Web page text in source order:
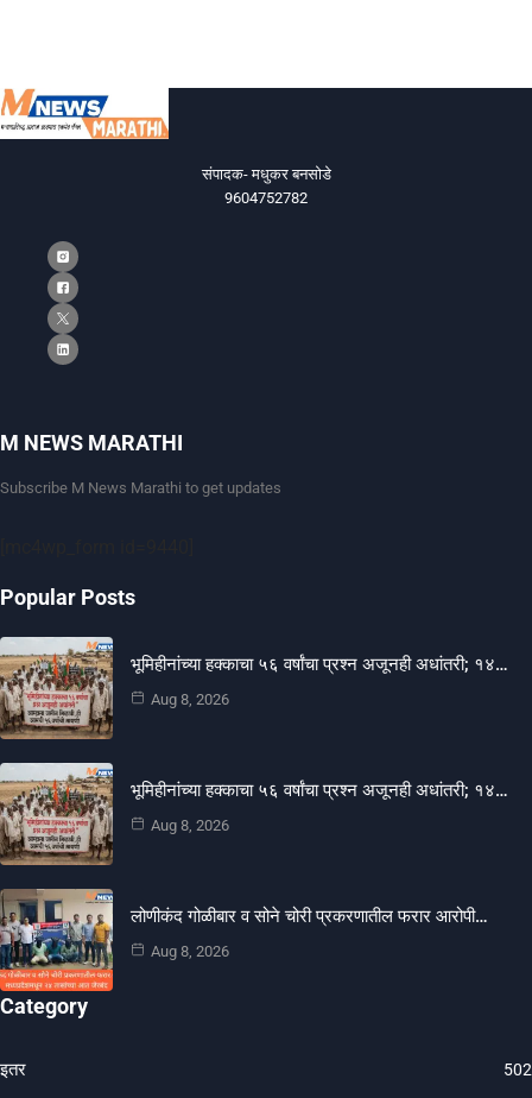
संपादक- मधुकर बनसोडे
9604752782
M NEWS MARATHI
Subscribe M News Marathi to get updates
Popular Posts
भूमिहीनांच्या हक्काचा ५६ वर्षांचा प्रश्न अजूनही अधांतरी; १४…
Aug 8, 2026
भूमिहीनांच्या हक्काचा ५६ वर्षांचा प्रश्न अजूनही अधांतरी; १४…
Aug 8, 2026
लोणीकंद गोळीबार व सोने चोरी प्रकरणातील फरार आरोपी…
Aug 8, 2026
Category
इतर 502